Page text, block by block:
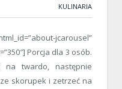
KULINARIA
jcarousel”
Porcja dla 3 osób.
twardo, następnie
skorupek i zetrzeć na